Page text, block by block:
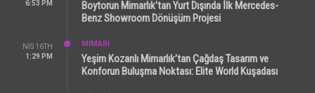
6:53 PM
Boytorun Mimarlık’tan Yurt Dışında İlk Mercedes-
Benz Showroom Dönüşüm Projesi
NIS 16TH
1:29 PM
MİMARİ
Yeşim Kozanlı Mimarlık’tan Çağdaş Tasarım ve
Konforun Buluşma Noktası: Elite World Kuşadası